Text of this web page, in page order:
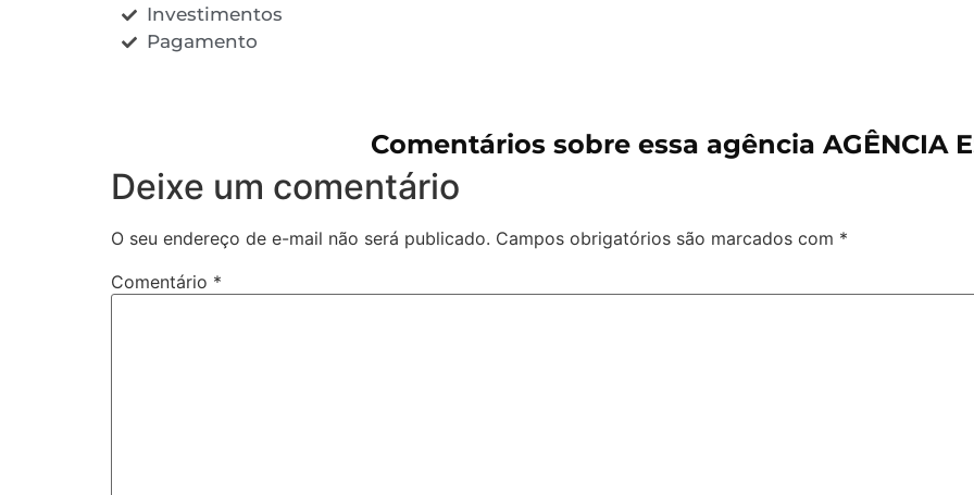
Investimentos
Pagamento
Comentários sobre essa agência AGÊNCIA
Deixe um comentário
O seu endereço de e-mail não será publicado. Campos obrigatórios são marcados com *
Comentário *